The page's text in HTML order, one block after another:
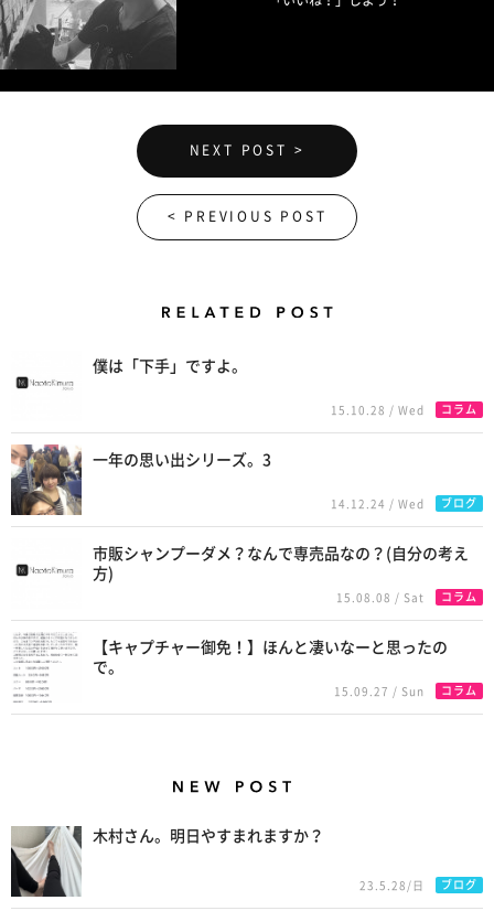
NEXT POST >
< PREVIOUS POST
僕は「下手」ですよ。
15.10.28 / Wed コラム
一年の思い出シリーズ。3
14.12.24 / Wed ブログ
市販シャンプーダメ？なんで専売品なの？(自分の考え
方)
15.08.08 / Sat コラム
【キャプチャー御免！】ほんと凄いなーと思ったの
で。
15.09.27 / Sun コラム
木村さん。明日やすまれますか？
23.5.28/日 ブログ